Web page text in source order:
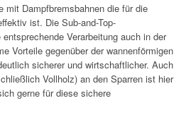
mit Dampfbremsbahnen die für die
ist. Die Sub-and-Top-
Verarbeitung auch in der
Vorteile gegenüber der wannenförmigen
sicherer und wirtschaftlicher. Auch
Vollholz) an den Sparren ist hier
gerne für diese sichere